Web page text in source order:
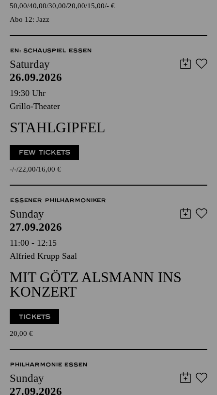
50,00 40,00 30,00 20,00 15,00 - €
Abo 12: Jazz
EN: SCHAUSPIEL ESSEN
Saturday
26.09.2026
19:30 Uhr
Grillo-Theater
STAHLGIPFEL
FEW TICKETS
- - 22,00 16,00 €
ESSENER PHILHARMONIKER
Sunday
27.09.2026
11:00 - 12:15
Alfried Krupp Saal
MIT GÖTZ ALSMANN INS
KONZERT
TICKETS
20,00 €
PHILHARMONIE ESSEN
Sunday
27.09.2026